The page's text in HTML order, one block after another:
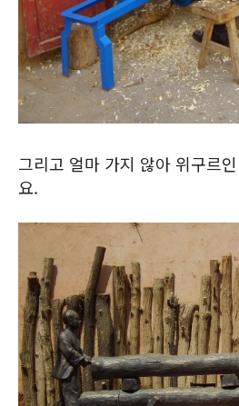
그리고 얼마 가지 않아 위구르
요.